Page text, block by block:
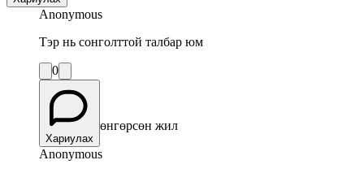
Anonymous
Тэр нь сонголттой талбар юм
0
Хариулах
өнгөрсөн жил
Anonymous